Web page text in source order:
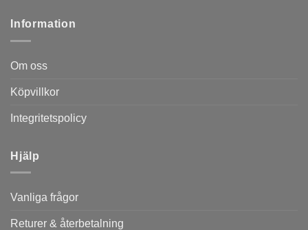
Information
Om oss
Köpvillkor
Integritetspolicy
Hjälp
Vanliga frågor
Returer & återbetalning